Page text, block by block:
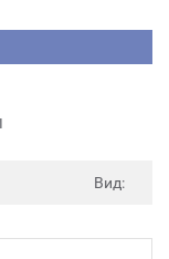
Вид: